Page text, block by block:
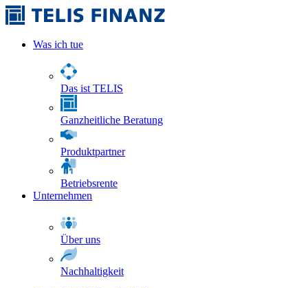
Was ich tue
Das ist TELIS
Ganzheitliche Beratung
Produktpartner
Betriebsrente
Unternehmen
Über uns
Nachhaltigkeit